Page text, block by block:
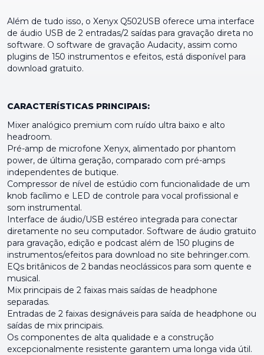
Além de tudo isso, o Xenyx Q502USB oferece uma interface
de áudio USB de 2 entradas/2 saídas para gravação direta no
software. O software de gravação Audacity, assim como
plugins de 150 instrumentos e efeitos, está disponível para
download gratuito.
CARACTERÍSTICAS PRINCIPAIS:
Mixer analógico premium com ruído ultra baixo e alto
headroom.
Pré-amp de microfone Xenyx, alimentado por phantom
power, de última geração, comparado com pré-amps
independentes de butique.
Compressor de nível de estúdio com funcionalidade de um
knob facílimo e LED de controle para vocal profissional e
som instrumental.
Interface de áudio/USB estéreo integrada para conectar
diretamente no seu computador. Software de áudio gratuito
para gravação, edição e podcast além de 150 plugins de
instrumentos/efeitos para download no site behringer.com.
EQs britânicos de 2 bandas neoclássicos para som quente e
musical.
Mix principais de 2 faixas mais saídas de headphone
separadas.
Entradas de 2 faixas designáveis para saída de headphone ou
saídas de mix principais.
Os componentes de alta qualidade e a construção
excepcionalmente resistente garantem uma longa vida útil.